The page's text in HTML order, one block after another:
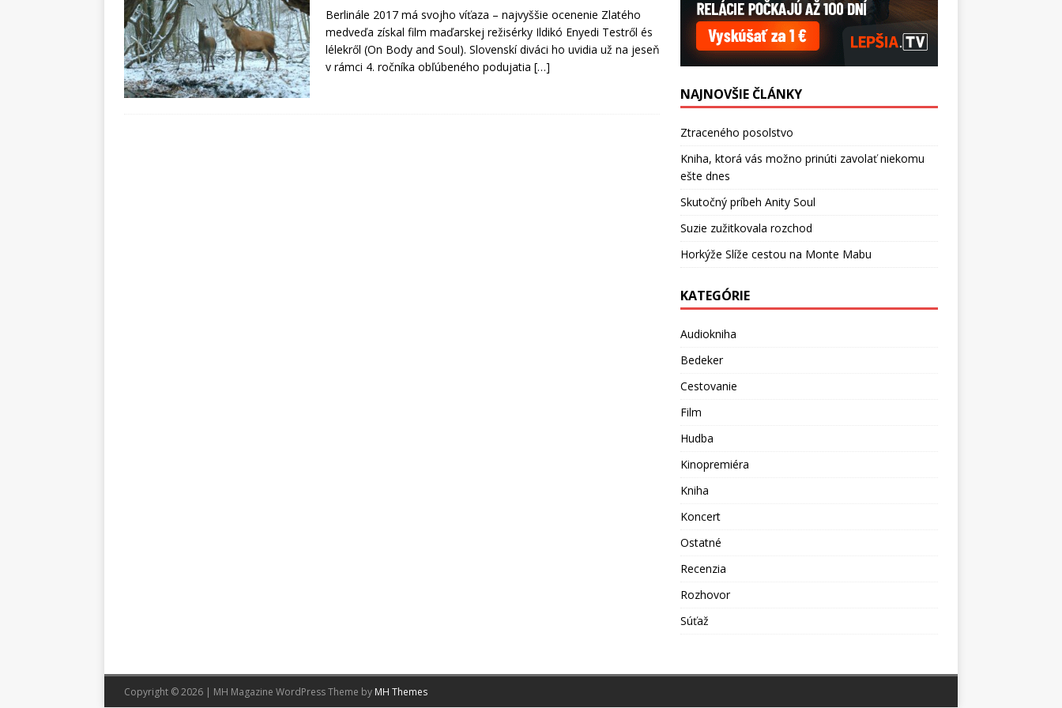
Berlinále 2017 má svojho víťaza – najvyššie ocenenie Zlatého
medveďa získal film maďarskej režisérky Ildikó Enyedi Testről és
lélekről (On Body and Soul). Slovenskí diváci ho uvidia už na jeseň
v rámci 4. ročníka obľúbeného podujatia […]
NAJNOVŠIE ČLÁNKY
Ztraceného posolstvo
Kniha, ktorá vás možno prinúti zavolať niekomu
ešte dnes
Skutočný príbeh Anity Soul
Suzie zužitkovala rozchod
Horkýže Slíže cestou na Monte Mabu
KATEGÓRIE
Audiokniha
Bedeker
Cestovanie
Film
Hudba
Kinopremiéra
Kniha
Koncert
Ostatné
Recenzia
Rozhovor
Súťaž
Copyright © 2026 | MH Magazine WordPress Theme by MH Themes